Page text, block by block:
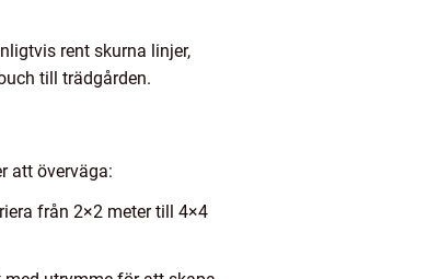
rent skurna linjer,
till trädgården.
att överväga:
från 2×2 meter till 4×4